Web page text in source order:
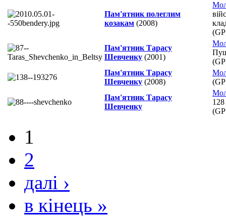
Пам'ятник полеглим
козакам (2008)
Пам'ятник Тарасу
Шевченку (2001)
Пам'ятник Тарасу
Шевченку (2008)
Пам'ятник Тарасу
Шевченку
128
1
2
далі ›
в кінець »